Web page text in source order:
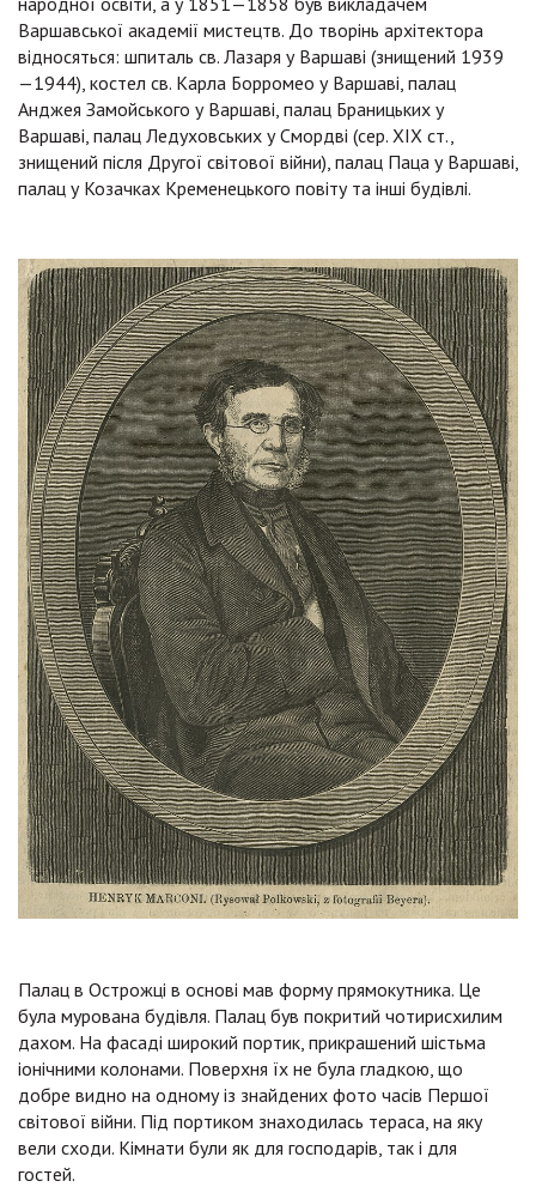
Варшавської академії мистецтв. До творінь архітектора
відносяться: шпиталь св. Лазаря у Варшаві (знищений 1939
—1944), костел св. Карла Борромео у Варшаві, палац
Анджея Замойського у Варшаві, палац Браницьких у
Варшаві, палац Ледуховських у Смордві (сер. XIX ст.,
знищений після Другої світової війни), палац Паца у Варшаві,
палац у Козачках Кременецького повіту та інші будівлі.
Палац в Острожці в основі мав форму прямокутника. Це
була мурована будівля. Палац був покритий чотирисхилим
дахом. На фасаді широкий портик, прикрашений шістьма
іонічними колонами. Поверхня їх не була гладкою, що
добре видно на одному із знайдених фото часів Першої
світової війни. Під портиком знаходилась тераса, на яку
вели сходи. Кімнати були як для господарів, так і для
гостей.